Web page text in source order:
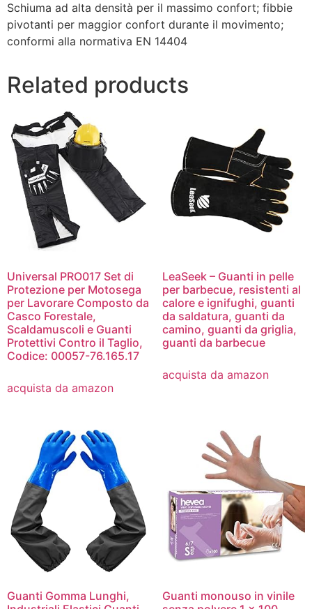
Schiuma ad alta densità per il massimo confort; fibbie
pivotanti per maggior confort durante il movimento;
conformi alla normativa EN 14404
Related products
Universal PRO017 Set di
Protezione per Motosega
per Lavorare Composto da
Casco Forestale,
Scaldamuscoli e Guanti
Protettivi Contro il Taglio,
Codice: 00057-76.165.17
acquista da amazon
LeaSeek – Guanti in pelle
per barbecue, resistenti al
calore e ignifughi, guanti
da saldatura, guanti da
camino, guanti da griglia,
guanti da barbecue
acquista da amazon
Guanti Gomma Lunghi,
Guanti monouso in vinile